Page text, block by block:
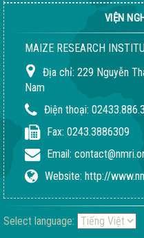
Giống
04-08-
VIỆN
MAIZE RESEARCH
Địa chỉ: 229 Nguyễn
Nam
Điện thoại:
Fax: 0243.3886309
Email:
Website: http://
Select language: